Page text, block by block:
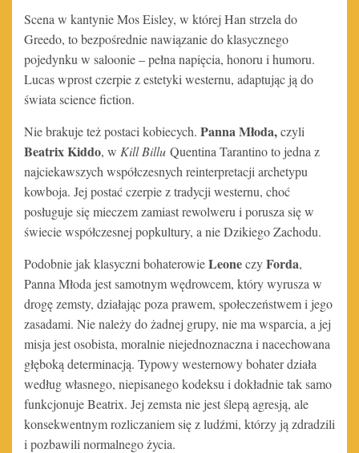
Scena w kantynie Mos Eisley, w której Han strzela do
Greedo, to bezpośrednie nawiązanie do klasycznego
pojedynku w saloonie – pełna napięcia, honoru i humoru.
Lucas wprost czerpie z estetyki westernu, adaptując ją do
świata science fiction.
Nie brakuje też postaci kobiecych. Panna Młoda,czyli
Beatrix Kiddo, w Kill Billu Quentina Tarantino to jedna z
najciekawszych współczesnych reinterpretacji archetypu
kowboja. Jej postać czerpie z tradycji westernu, choć
posługuje się mieczem zamiast rewolweru i porusza się w
świecie współczesnej popkultury, a nie Dzikiego Zachodu.
Podobnie jak klasyczni bohaterowieLeoneczyForda,
Panna Młoda jest samotnym wędrowcem, który wyrusza w
drogę zemsty, działając poza prawem, społeczeństwem i jego
zasadami. Nie należy do żadnej grupy, nie ma wsparcia, a jej
misja jest osobista, moralnie niejednoznaczna i nacechowana
głęboką determinacją. Typowy westernowy bohater działa
według własnego, niepisanego kodeksu i dokładnie tak samo
funkcjonuje Beatrix. Jej zemsta nie jest ślepą agresją, ale
konsekwentnym rozliczaniem się z ludźmi, którzy ją zdradzili
i pozbawili normalnego życia.